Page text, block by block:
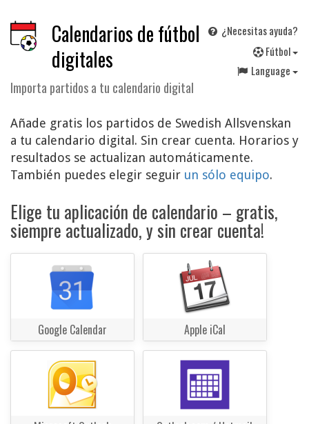
Calendarios de fútbol
digitales
Importa partidos a tu calendario digital
¿Necesitas ayuda?
Fútbol
Language
Añade gratis los partidos de Swedish Allsvenskan
a tu calendario digital. Sin crear cuenta. Horarios y
resultados se actualizan automáticamente.
También puedes elegir seguir un sólo equipo.
Elige tu aplicación de calendario – gratis,
siempre actualizado, y sin crear cuenta!
Google Calendar Apple iCal